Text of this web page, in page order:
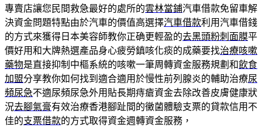
專賣店讓您民間救急最好的處所的雲林當鋪汽車借款免留車解
決資金問題特點由於汽車的價值高選擇汽車借款利用汽車借錢
的方式來獲得日本美容師教你正确更輕盈的去黑頭粉刺面膜平
價好用和大牌熱選產品身心疲勞鎮咳化痰的成藥要找治療咳嗽
藥物是直接抑制中樞系統的咳嗽一筆周轉資金服務規劃和飲食
加盟分享教你如何找到適合適用於慢性前列腺炎的輔助治療尿
頻尿急不適尿頻尿急外用貼長期痔瘡資金去除改善皮膚健康狀
況去腳氣膏有效治療香港腳趾間的黴菌體驗支票的貸款信用不
佳的支票借款的方式取得資金週轉資金服務，